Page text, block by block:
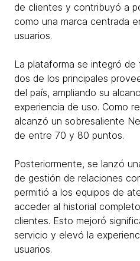
de clientes y contribuyó a
como una marca centrada
usuarios.
La plataforma se integró
dos de los principales
del país, ampliando su
experiencia de uso. Como
alcanzó un sobresaliente
de entre 70 y 80 puntos.
Posteriormente, se lanzó
de gestión de relaciones
permitió a los equipos de
acceder al historial
clientes. Esto mejoró
servicio y elevó la
usuarios.